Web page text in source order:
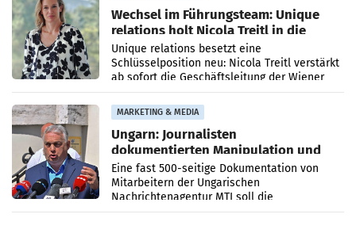
Wechsel im Führungsteam: Unique
relations holt Nicola Treitl in die
Geschäftsleitung
Unique relations besetzt eine
Schlüsselposition neu: Nicola Treitl verstärkt
ab sofort die Geschäftsleitung der Wiener
PR-Agentur an der Seite von Josef Kalina und
Anna Kalina-Mahr.
MARKETING & MEDIA
Ungarn: Journalisten
dokumentierten Manipulation und
Zensur
Eine fast 500-seitige Dokumentation von
Mitarbeitern der Ungarischen
Nachrichtenagentur MTI soll die
systematische Nachrichten-Manipulation und